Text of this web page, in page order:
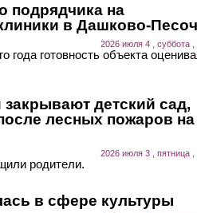
подрядчика на
в Дашково-
2026 июля 4 , суббота ,
года готовность объекта
детский сад,
лесных пожаров на
2026 июля 3 , пятница ,
родители.
в сфере культуры